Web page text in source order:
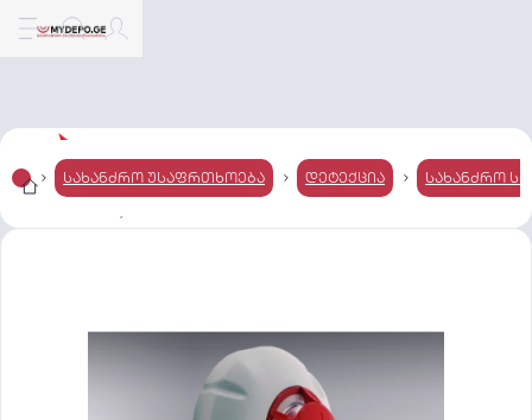
სახანძრო უსაფრთხოება დეტექცია სახანძრო